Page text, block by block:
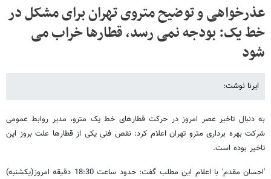
عذرخواهی و توضیح متروی تهران برای مشکل در
خط یک: بودجه نمی رسد، قطارها خراب می
شود
ایرنا نوشت:
به دنبال تاخیر عصر امروز در حرکت قطارهای خط یک مترو، مدیر روابط عمومی
شرکت بهره برداری مترو تهران اعلام کرد: نقص فنی یکی از قطارها علت بروز این
تاخیر بوده است.
'احسان مقدم' با اعلام این مطلب گفت: حدود ساعت 18:30 دقیقه امروز(یکشنبه)